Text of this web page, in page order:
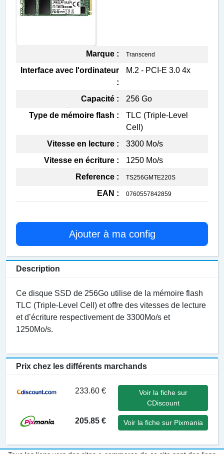
Marque : Transcend
Interface avec l'ordinateur
:
M.2 - PCI-E 3.0 4x
Capacité :
256 Go
Type de mémoire flash :
TLC (Triple-Level
Cell)
Vitesse en lecture :
3300 Mo/s
Vitesse en écriture :
1250 Mo/s
Reference :
TS256GMTE220S
EAN : 0760557842859
Ajouter à ma config
Description
Ce disque SSD de 256Go utilise de la mémoire flash
TLC (Triple-Level Cell) et offre des vitesses de lecture
et d’écriture respectivement de 3300Mo/s et
1250Mo/s.
Prix chez les différents marchands
233.60 €
Voir la fiche sur
CDiscount
205.85 € Voir la fiche sur Pixmania